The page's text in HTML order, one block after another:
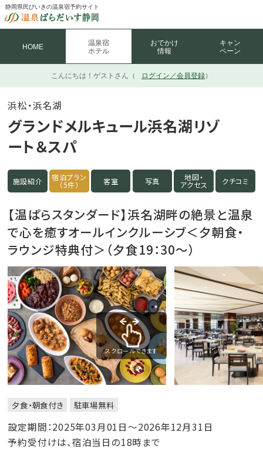
静岡県民びいきの温泉宿予約サイト
HOME
温泉宿
ホテル
おでかけ
情報
キャン
ペーン
こんにちは！ ゲストさん（ ログイン／会員登録）
浜松・浜名湖
グランドメルキュール浜名湖リゾ
ート＆スパ
施設紹介 宿泊プラン
（5件） 客室 写真 地図・
アクセス クチコミ
【温ぱらスタンダード】浜名湖畔の絶景と温泉
で心を癒すオールインクルーシブ＜夕朝食・
ラウンジ特典付＞（夕食19：30～）
スクロールできます
夕食・朝食付き 駐車場無料
設定期間：2025年03月01日～2026年12月31日
予約受付けは、宿泊当日の18時まで